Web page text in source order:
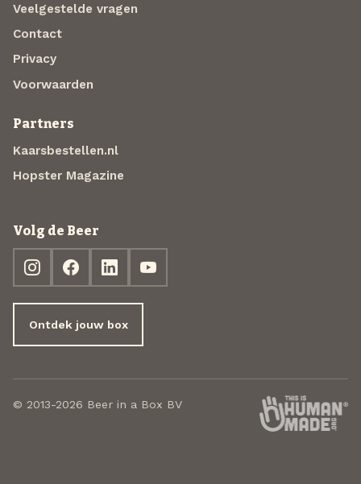
Veelgestelde vragen
Contact
Privacy
Voorwaarden
Partners
Kaarsbestellen.nl
Hopster Magazine
Volg de Beer
Ontdek jouw box
© 2013-2026 Beer in a Box BV